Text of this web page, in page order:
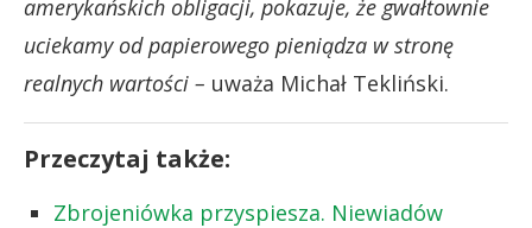
amerykańskich obligacji, pokazuje, że gwałtownie
uciekamy od papierowego pieniądza w stronę
realnych wartości – uważa Michał Tekliński.
Przeczytaj także:
Zbrojeniówka przyspiesza. Niewiadów